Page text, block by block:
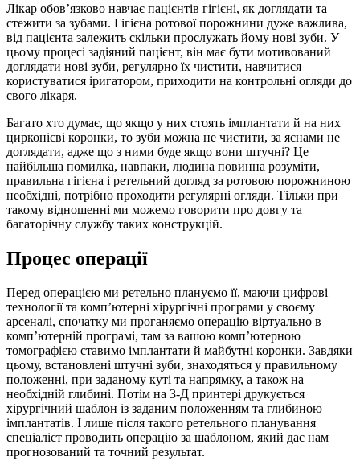
Лікар обов’язково навчає пацієнтів гігієні, як доглядати та
стежити за зубами. Гігієна ротової порожнини дуже важлива,
від пацієнта залежить скільки прослужать йому нові зуби. У
цьому процесі задіяний пацієнт, він має бути мотивований
доглядати нові зуби, регулярно їх чистити, навчитися
користуватися іригатором, приходити на контрольні огляди до
свого лікаря.
Багато хто думає, що якщо у них стоять імплантати й на них
цирконієві коронки, то зуби можна не чистити, за яснами не
доглядати, адже що з ними буде якщо вони штучні? Це
найбільша помилка, навпаки, людина повинна розуміти,
правильна гігієна і ретельний догляд за ротовою порожниною
необхідні, потрібно проходити регулярні огляди. Тільки при
такому відношенні ми можемо говорити про довгу та
багаторічну службу таких конструкцій.
Процес операції
Перед операцією ми ретельно плануємо її, маючи цифрові
технології та комп’ютерні хірургічні програми у своєму
арсеналі, спочатку ми проганяємо операцію віртуально в
комп’ютерній програмі, там за вашою комп’ютерною
томографією ставимо імплантати й майбутні коронки. Завдяки
цьому, встановлені штучні зуби, знаходяться у правильному
положенні, при заданому куті та напрямку, а також на
необхідній глибині. Потім на 3-Д принтері друкується
хірургічний шаблон із заданим положенням та глибиною
імплантатів. І лише після такого ретельного планування
спеціаліст проводить операцію за шаблоном, який дає нам
прогнозований та точний результат.